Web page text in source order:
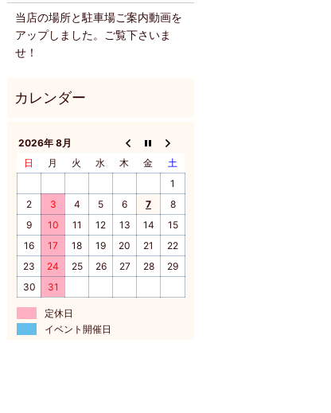
当店の場所と駐車場ご案内動画を
アップしました。ご覧下さいま
せ！
2026年 8月
日
月 火 水 木 金
土
1
2
3 4 5 6 7
8
9
10 11 12 13 14
15
16
17 18 19 20 21
22
23
24 25 26 27 28
29
30
31
定休日
イベント開催日